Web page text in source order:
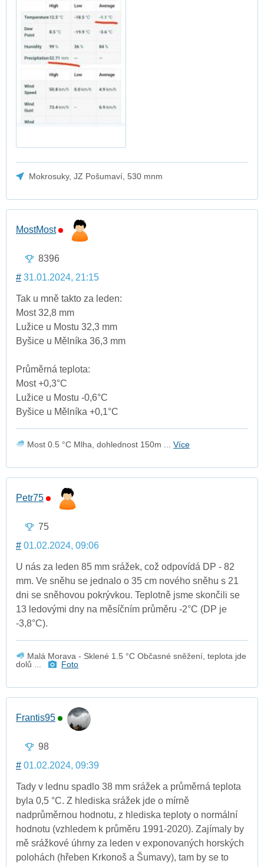
Mokrosuky, JZ Pošumaví, 530 mnm
MostMost
8396
# 31.01.2024, 21:15
Tak u mně takto za leden:
Most 32,8 mm
Lužice u Mostu 32,3 mm
Byšice u Mělníka 36,3 mm
Průměrná teplota:
Most +0,3°C
Lužice u Mostu -0,6°C
Byšice u Mělníka +0,1°C
Most 0.5 °C Mlha, dohlednost 150m ... Více
Petr75
75
# 01.02.2024, 09:06
U nás za leden 85 mm srážek, což odpovídá DP - 82
mm. Ve sněhu se jednalo o 35 cm nového sněhu s 21
dni se sněhovou pokrývkou. Teplotně jsme skončili se
13 ledovými dny na měsíčním průměru -2°C (DP je
-3,8°C).
Malá Morava - Sklené 1.5 °C Občasné sněžení, teplota jde
dolů ...
Foto
Frantis95
98
# 01.02.2024, 09:39
Tady v lednu spadlo 38 mm srážek a průměrná teplota
byla 0,5 °C. Z hlediska srážek jde o mírně
nadprůměrnou hodnotu, z hlediska teploty o normální
hodnotu (vzhledem k průměru 1991-2020). Zajímaly by
mě srážkové úhrny za leden v exponovaných horských
polohách (hřeben Krkonoš a Šumavy), tam by se to